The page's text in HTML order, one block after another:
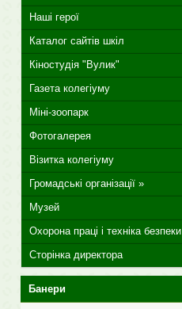
Наші герої
Каталог сайтів шкіл
Кіностудія "Вулик"
Газета колегіуму
Міні-зоопарк
Фотогалерея
Візитка колегіуму
Громадські організації »
Музей
Охорона праці і техніка безпеки
Сторінка директора
Банери